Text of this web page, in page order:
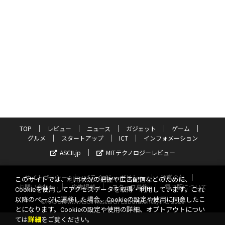
TOP レビュー ニュース ガジェット
ゲーム
グルメ
スタートアップ ICT
インフォメーション
ASCII.jp
MITテクノロジーレビュー
サイトポリシー プライバシーポリシー
運営会社
お問い合わせ
広告掲載 スタッフ募集
電子版について
©KADOKAWA ASCII Research Laboratories, Inc. 2026
このサイトでは、利用状況の把握や広告配信などのために、
Cookieを使用してアクセスデータを取得・利用しています。これ
以降のページに遷移した場合、Cookieの設定や使用に同意したこ
とになります。Cookieの設定や使用の詳細、オプトアウトについ
ては詳細 をご覧ください。